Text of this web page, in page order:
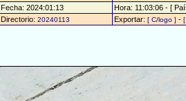
Fecha: 2024:01:13
Hora: 11:03:06 - [
Directorio: 20240113 Exportar: [ C/logo ] -